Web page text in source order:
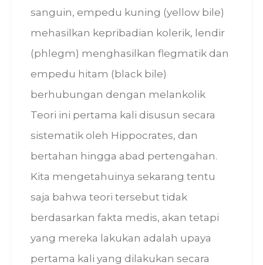
sanguin, empedu kuning (yellow bile)
mehasilkan kepribadian kolerik, lendir
(phlegm) menghasilkan flegmatik dan
empedu hitam (black bile)
berhubungan dengan melankolik
Teori ini pertama kali disusun secara
sistematik oleh Hippocrates, dan
bertahan hingga abad pertengahan.
Kita mengetahuinya sekarang tentu
saja bahwa teori tersebut tidak
berdasarkan fakta medis, akan tetapi
yang mereka lakukan adalah upaya
pertama kali yang dilakukan secara